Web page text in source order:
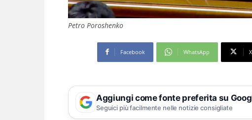
Petro Poroshenko
Facebook WhatsApp X
Aggiungi come fonte preferita su
Seguici più facilmente nelle notizie consigliate